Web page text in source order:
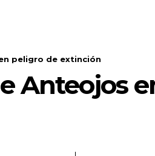
peligro de extinción
Anteojos